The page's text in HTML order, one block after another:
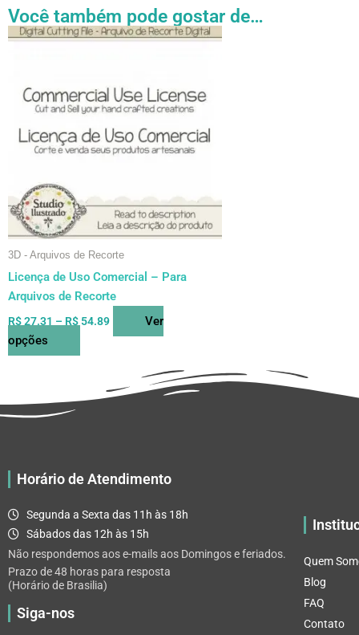
Você também pode gostar de…
3D - Arquivos de Recorte
Licença de Uso Comercial – Para
Arquivos de Recorte
R$27.31 – R$ 54.89
Faixa
de
através
R$ 54.89
Ver
opções
Este
várias
variantes.
As
opções
escolhidas
produto
Horário de Atendimento
Segunda a Sexta das 11h às 18h
Sábados das 12h às 15h
Não respondemos aos e-mails aos Domingos e feriados.
Prazo de 48 horas para resposta
(Horário de Brasilia)
Siga-nos
Quem
Blog
FAQ
Contato